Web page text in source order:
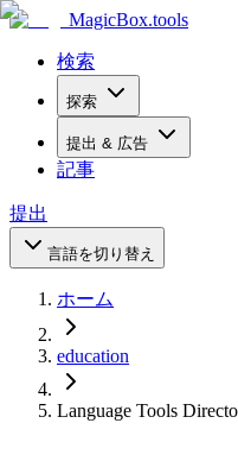
MagicBox.tools
検索
探索
提出 & 広告
記事
提出
言語を切り替え
ホーム
education
Language Tools